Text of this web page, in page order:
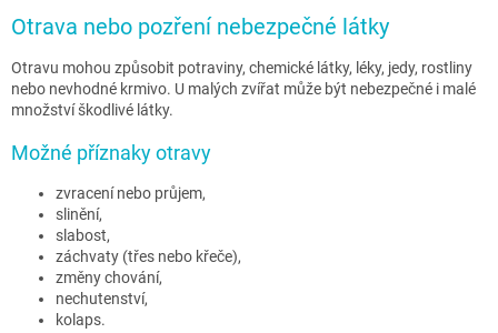
Otrava nebo pozření nebezpečné látky
Otravu mohou způsobit potraviny, chemické látky, léky, jedy, rostliny
nebo nevhodné krmivo. U malých zvířat může být nebezpečné i malé
množství škodlivé látky.
Možné příznaky otravy
zvracení nebo průjem,
slinění,
slabost,
záchvaty (třes nebo křeče),
změny chování,
nechutenství,
kolaps.